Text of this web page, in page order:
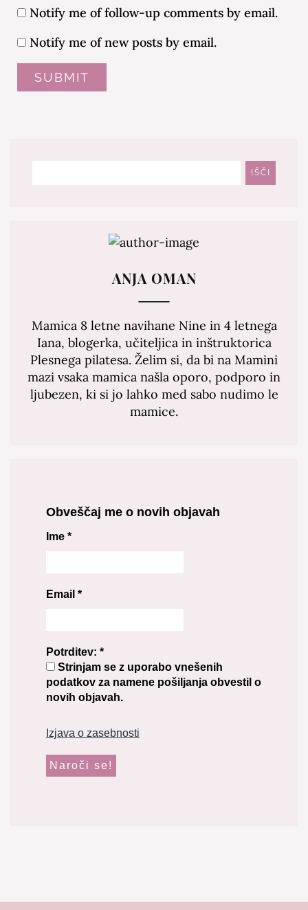
Notify me of follow-up comments by email.
Notify me of new posts by email.
IŠČI
ANJA OMAN
Mamica 8 letne navihane Nine in 4 letnega
Iana, blogerka, učiteljica in inštruktorica
Plesnega pilatesa. Želim si, da bi na Mamini
mazi vsaka mamica našla oporo, podporo in
ljubezen, ki si jo lahko med sabo nudimo le
mamice.
Obveščaj me o novih objavah
Ime *
Email *
Potrditev: *
Strinjam se z uporabo vnešenih
podatkov za namene pošiljanja obvestil o
novih objavah.
Izjava o zasebnosti